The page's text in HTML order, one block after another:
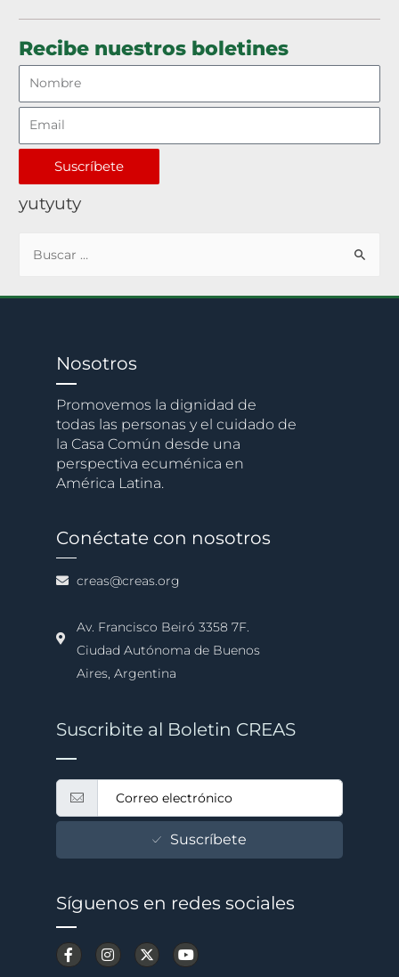
Recibe nuestros boletines
Suscríbete
yutyuty
Nosotros
Promovemos la dignidad de
todas las personas y el cuidado de
la Casa Común desde una
perspectiva ecuménica en
América Latina.
Conéctate con nosotros
creas@creas.org
Av. Francisco Beiró 3358 7F.
Ciudad Autónoma de Buenos
Aires, Argentina
Suscribite al Boletin CREAS
Suscríbete
Síguenos en redes sociales